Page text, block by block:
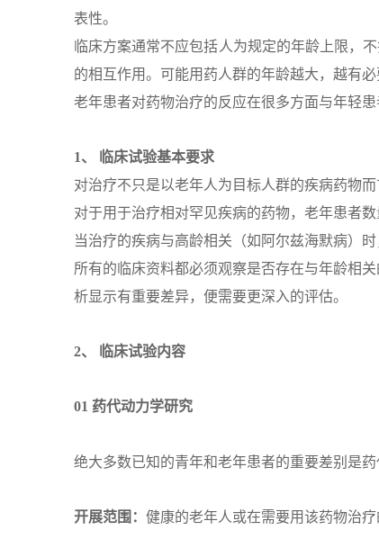
表性。
临床方案通常不应包括人为规定的年龄上限，
的相互作用。可能用药人群的年龄越大，越有
老年患者对药物治疗的反应在很多方面与年轻
1、 临床试验基本要求
对治疗不只是以老年人为目标人群的疾病药物
对于用于治疗相对罕见疾病的药物，老年患者数
当治疗的疾病与高龄相关（如阿尔兹海默病）
所有的临床资料都必须观察是否存在与年龄相
析显示有重要差异，便需要更深入的评估。
2、 临床试验内容
01 药代动力学研究
绝大多数已知的青年和老年患者的重要差别是
开展范围： 健康的老年人或在需要用该药物治疗